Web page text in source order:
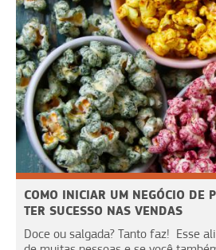
COMO INICIAR UM NEGÓCIO DE
TER SUCESSO NAS VENDAS
Doce ou salgada? Tanto faz! Esse